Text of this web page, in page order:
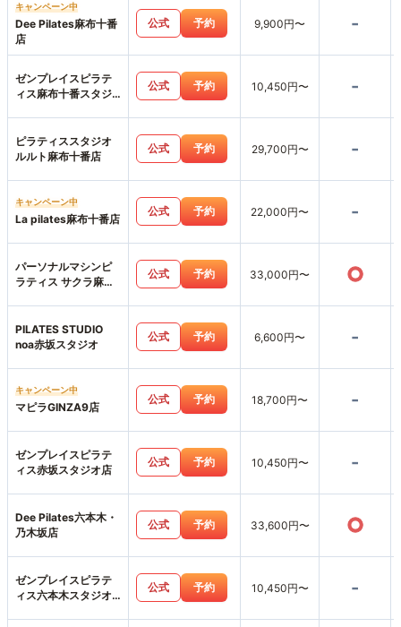
キャンペーン中
Dee Pilates麻布十番
店
公式 予約 9,900円〜 -
ゼンプレイスピラテ
ィス麻布十番スタジ
公式 予約 10,450円〜 -
ピラティススタジオ
ルルト麻布十番店
公式 予約 29,700円〜 -
キャンペーン中
La pilates麻布十番店
公式 予約 22,000円〜 -
パーソナルマシンピ
ラティス サクラ麻布
公式 予約 33,000円〜 ○
PILATES STUDIO
noa赤坂スタジオ
公式 予約 6,600円〜 -
キャンペーン中
マピラGINZA9店
公式 予約 18,700円〜 -
ゼンプレイスピラテ
ィス赤坂スタジオ店
公式 予約 10,450円〜 -
Dee Pilates六本木・
乃木坂店
公式 予約 33,600円〜 ○
ゼンプレイスピラテ
ィス六本木スタジオ
公式 予約 10,450円〜 -